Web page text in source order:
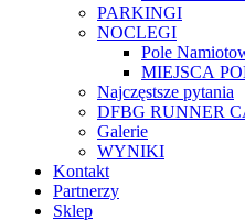
PARKINGI
NOCLEGI
Pole
MIEJSCA
Najczęstsze pytania
DFBG RUNNER
Galerie
WYNIKI
Kontakt
Partnerzy
Sklep